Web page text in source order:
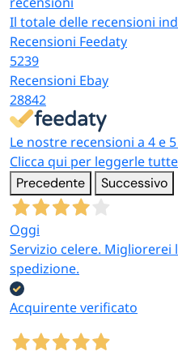
Il totale delle recensioni
Recensioni Feedaty
5239
Recensioni Ebay
28842
Le nostre recensioni a 4 e
Clicca qui per leggerle
Precedente Successivo
Oggi
Servizio celere. Migliorerei
spedizione.
Acquirente verificato